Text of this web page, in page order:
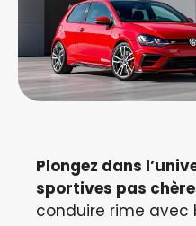
Plongez dans
sportives pas
conduire rime avec